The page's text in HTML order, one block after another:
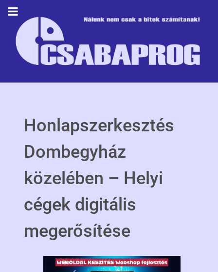
Honlapszerkesztés
Dombegyház
közelében – Helyi
cégek digitális
megerősítése